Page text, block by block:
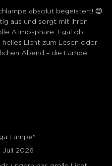
absolut begeistert! 😊
aus und sorgt mit ihren
Atmosphäre. Egal ob
Licht zum Lesen oder
Abend – die Lampe
Lampe"
Juli 2026